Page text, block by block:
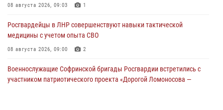
08 августа 2026, 09:03 1
Росгвардейцы в ЛНР совершенствуют навыки тактической
медицины с учетом опыта СВО
08 августа 2026, 09:00 2
Военнослужащие Софринской бригады Росгвардии встретились с
участником патриотического проекта «Дорогой Ломоносова —